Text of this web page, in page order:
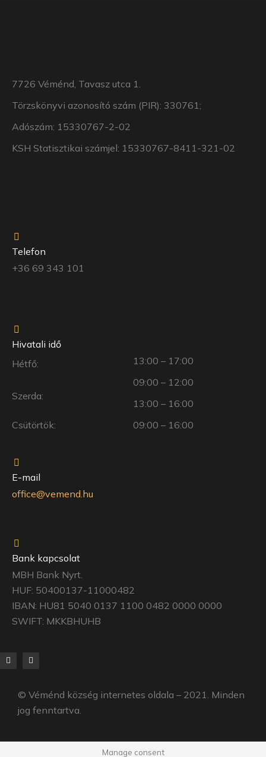
7726 Véménd, Tavasz utca 1.
Törzskönyvi azonosító szám (PIR): 330761;
Adószám: 15330767-2-02
KSH Statisztikai számjel: 15330767-8411-321-02
Telefon
+36 69 343 101
Hivatali idő
Hétfő:
13:00 – 17:00
Szerda:
09:00 – 12:00
13:00 – 16:00
Csütörtök:
09:00 – 16:00
E-mail
office@vemend.hu
Bank kapcsolat
MBH Bank Nyrt.
HUF: 50400137-11000482
IBAN: HU81 5040 0137 1100 0482 0000 0000
SWIFT: MKKBHUHB
© Véménd község internetes oldala – 2021. Minden
jog fenntartva.
Manage consent